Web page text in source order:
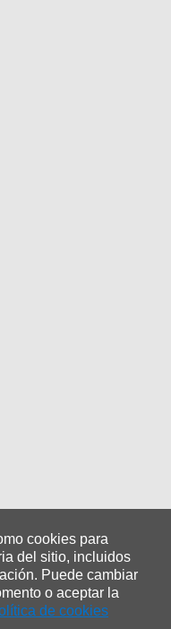
cookies para
del sitio, incluidos
Puede cambiar
o aceptar la
de cookies